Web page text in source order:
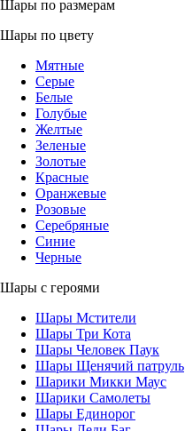
Шары по размерам
Шары по цвету
Мятные
Серые
Белые
Голубые
Желтые
Зеленые
Золотые
Красные
Оранжевые
Розовые
Серебряные
Синие
Черные
Шары с героями
Шары Мстители
Шары Три Кота
Шары Человек Паук
Шары Щенячий патруль
Шарики Микки Маус
Шарики Самолеты
Шары Единорог